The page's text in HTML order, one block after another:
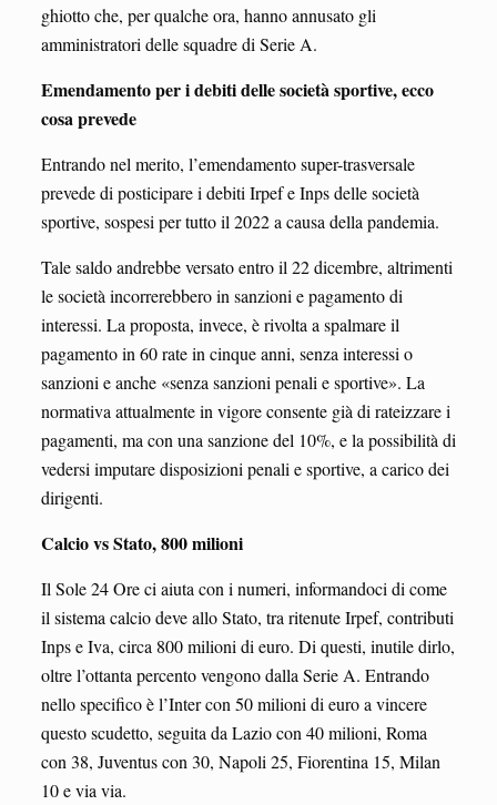
ghiotto che, per qualche ora, hanno annusato gli
amministratori delle squadre di Serie A.
Emendamento per i debiti delle società sportive, ecco
cosa prevede
Entrando nel merito, l’emendamento super-trasversale
prevede di posticipare i debiti Irpef e Inps delle società
sportive, sospesi per tutto il 2022 a causa della pandemia.
Tale saldo andrebbe versato entro il 22 dicembre, altrimenti
le società incorrerebbero in sanzioni e pagamento di
interessi. La proposta, invece, è rivolta a spalmare il
pagamento in 60 rate in cinque anni, senza interessi o
sanzioni e anche «senza sanzioni penali e sportive». La
normativa attualmente in vigore consente già di rateizzare i
pagamenti, ma con una sanzione del 10%, e la possibilità di
vedersi imputare disposizioni penali e sportive, a carico dei
dirigenti.
Calcio vs Stato, 800 milioni
Il Sole 24 Ore ci aiuta con i numeri, informandoci di come
il sistema calcio deve allo Stato, tra ritenute Irpef, contributi
Inps e Iva, circa 800 milioni di euro. Di questi, inutile dirlo,
oltre l’ottanta percento vengono dalla Serie A. Entrando
nello specifico è l’Inter con 50 milioni di euro a vincere
questo scudetto, seguita da Lazio con 40 milioni, Roma
con 38, Juventus con 30, Napoli 25, Fiorentina 15, Milan
10 e via via.